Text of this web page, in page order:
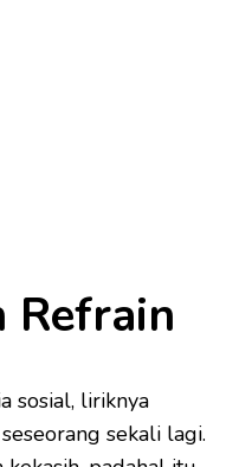
Refrain
sosial, liriknya
sekali lagi.